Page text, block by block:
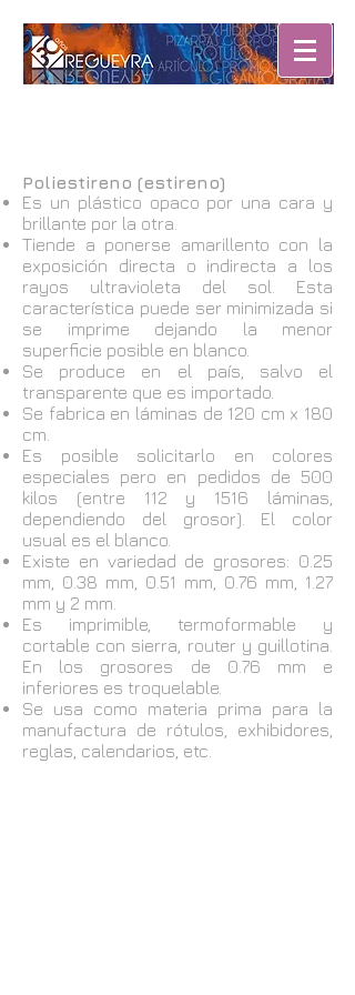
Poliestireno (estireno)
Es un plástico opaco por una cara y
brillante por la otra.
Tiende a ponerse amarillento con la
exposición directa o indirecta a los
rayos ultravioleta del sol. Esta
característica puede ser minimizada si
se imprime dejando la menor
superficie posible en blanco.
Se produce en el país, salvo el
transparente que es importado.
Se fabrica en láminas de 120 cm x 180
cm.
Es posible solicitarlo en colores
especiales pero en pedidos de 500
kilos (entre 112 y 1516 láminas,
dependiendo del grosor). El color
usual es el blanco.
Existe en variedad de grosores: 0.25
mm, 0.38 mm, 0.51 mm, 0.76 mm, 1.27
mm y 2 mm.
Es imprimible, termoformable y
cortable con sierra, router y guillotina.
En los grosores de 0.76 mm e
inferiores es troquelable.
Se usa como materia prima para la
manufactura de rótulos, exhibidores,
reglas, calendarios, etc.